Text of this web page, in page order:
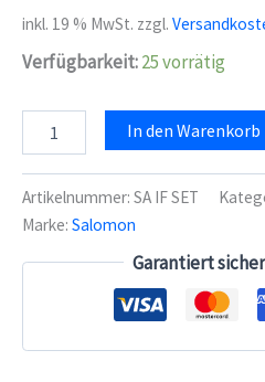
inkl. 19 % MwSt. zzgl.
Verfügbarkeit:25 vorrätig
Innenschuhfixierschraube
Menge
In den Warenkorb
Artikelnummer: SA IF SET
Marke: Salomon
Garantiert